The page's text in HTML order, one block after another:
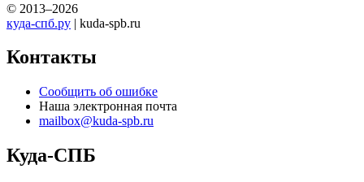
© 2013–2026
куда-спб.ру | kuda-spb.ru
Контакты
Сообщить об ошибке
Наша электронная почта
mailbox@kuda-spb.ru
Куда-СПБ